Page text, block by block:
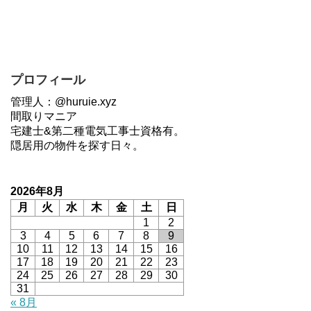
プロフィール
管理人：@huruie.xyz
間取りマニア
宅建士&第二種電気工事士資格有。
隠居用の物件を探す日々。
2026年8月
月
火 水 木 金 土
日
1
2
3
4 5 6 7 8
9
10
11 12 13 14 15
16
17
18 19 20 21 22
23
24
25 26 27 28 29
30
31
« 8月